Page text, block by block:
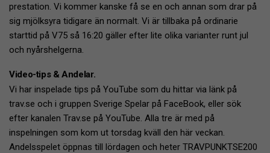
prestation. Vi kommer kanske få se en och annan som drar på
sig mjölksyra tidigare än normalt. Vi är tillbaka på ordinarie
starttid på V75 så 16:20 gäller efter lite olika varianter runt jul
och nyårshelgerna.
Video-tips & Andelar.
Vi har inspelade tips på YouTube som du hittar via länk på
trav.se och i gruppen Sverige Spelar på FaceBook, eller sök
efter kanalen Trav.se på YouTube. Alla tre är med på
inspelningen som kom ut torsdag kväll den här veckan.
Andelsspelet öppnas till lördagen och heter TRAVPUNKTSE200